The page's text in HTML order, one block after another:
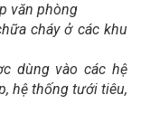
văn phòng
cháy ở các khu
dùng vào các hệ
hệ thống tưới tiêu,